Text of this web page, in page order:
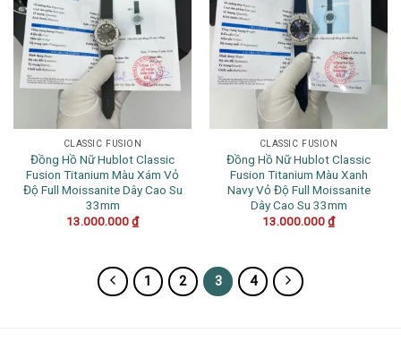
CLASSIC FUSION
Đồng Hồ Nữ Hublot Classic
Fusion Titanium Màu Xám Vỏ
Độ Full Moissanite Dây Cao Su
33mm
13.000.000₫
CLASSIC FUSION
Đồng Hồ Nữ Hublot Classic
Fusion Titanium Màu Xanh
Navy Vỏ Độ Full Moissanite
Dây Cao Su 33mm
13.000.000₫
1 2 3 4